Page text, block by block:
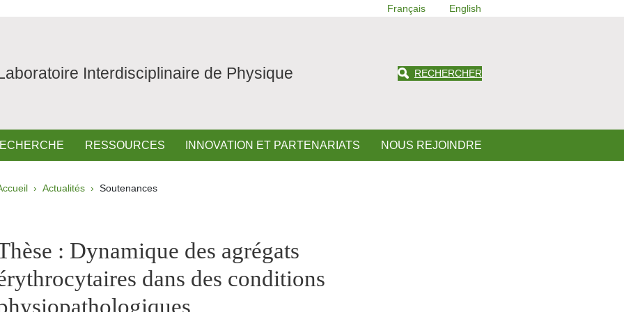
Français English
Interdisciplinaire de Physique RECHERCHER
RESSOURCES INNOVATION ET PARTENARIATS NOUS REJOINDRE
d'Ariane
Actualités Soutenances
Sidebar
: Dynamique des agrégats
dans des conditions